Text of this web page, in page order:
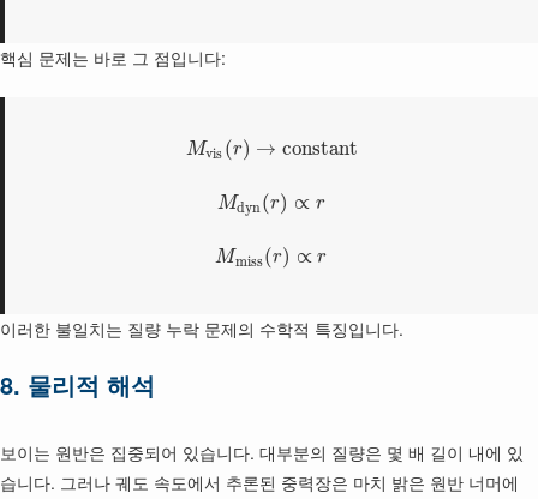
핵심 문제는 바로 그 점입니다:
Mvis (r) → constant
Mdyn(r) ∝ r
Mmiss(r) ∝ r
이러한 불일치는 질량 누락 문제의 수학적 특징입니다.
8. 물리적 해석
보이는 원반은 집중되어 있습니다. 대부분의 질량은 몇 배 길이 내에 있
습니다. 그러나 궤도 속도에서 추론된 중력장은 마치 밝은 원반 너머에